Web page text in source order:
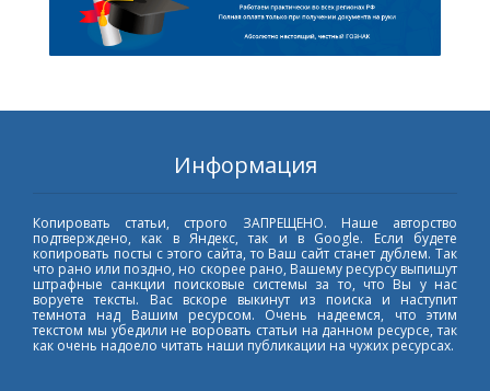
Информация
Копировать статьи, строго ЗАПРЕЩЕНО. Наше авторство
подтверждено, как в Яндекс, так и в Google. Если будете
копировать посты с этого сайта, то Ваш сайт станет дублем. Так
что рано или поздно, но скорее рано, Вашему ресурсу выпишут
штрафные санкции поисковые системы за то, что Вы у нас
воруете тексты. Вас вскоре выкинут из поиска и наступит
темнота над Вашим ресурсом. Очень надеемся, что этим
текстом мы убедили не воровать статьи на данном ресурсе, так
как очень надоело читать наши публикации на чужих ресурсах.